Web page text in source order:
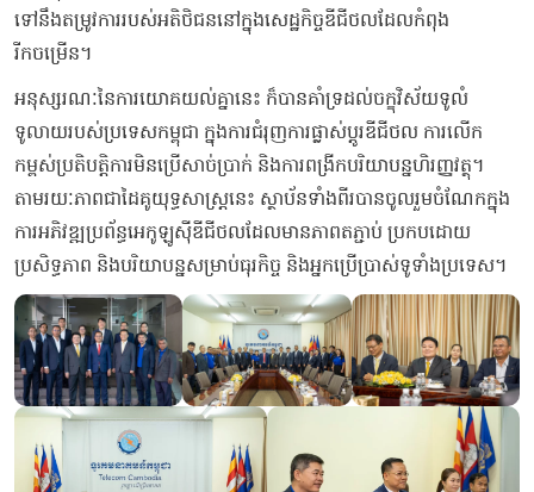
ទៅនឹងតម្រូវការរបស់អតិថិជននៅក្នុងសេដ្ឋកិច្ចឌីជីថលដែលកំពុង
រីកចម្រើន។
អនុស្សរណៈនៃការយោគយល់គ្នានេះ ក៏បានគាំទ្រដល់ចក្ខុវិស័យទូលំ
ទូលាយរបស់ប្រទេសកម្ពុជា ក្នុងការជំរុញការផ្លាស់ប្តូរឌីជីថល ការលើក
កម្ពស់ប្រតិបត្តិការមិនប្រើសាច់ប្រាក់ និងការពង្រីកបរិយាបន្នហិរញ្ញវត្ថុ។
តាមរយៈភាពជាដៃគូយុទ្ធសាស្ត្រនេះ ស្ថាប័នទាំងពីរបានចូលរួមចំណែកក្នុង
ការអភិវឌ្ឍប្រព័ន្ធអេកូឡូស៊ីឌីជីថលដែលមានភាពតភ្ជាប់ ប្រកបដោយ
ប្រសិទ្ធភាព និងបរិយាបន្នសម្រាប់ធុរកិច្ច និងអ្នកប្រើប្រាស់ទូទាំងប្រទេស។